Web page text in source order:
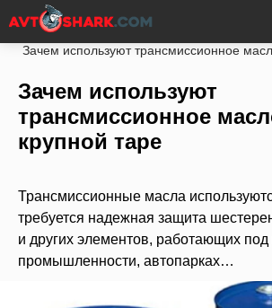
Главная Статьи
Новости
Зачем используют трансмиссионное
Зачем используют
трансмиссионное
крупной таре
Трансмиссионные масла
требуется надежная защита
и других элементов, работающих под
промышленности, автопарках…